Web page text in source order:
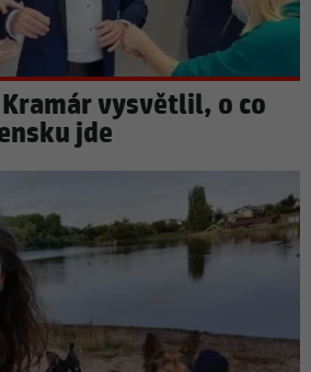
vysvětlil, o co
jde